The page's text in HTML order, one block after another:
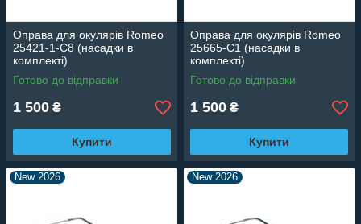
Оправа для окулярів Romeo
25421-1-C8 (насадки в
комплекті)
Готово до відправки
1 500 ₴
Купити
Оправа для окулярів Romeo
25665-C1 (насадки в
комплекті)
Готово до відправки
1 500 ₴
Купити
New 2026 New 2026